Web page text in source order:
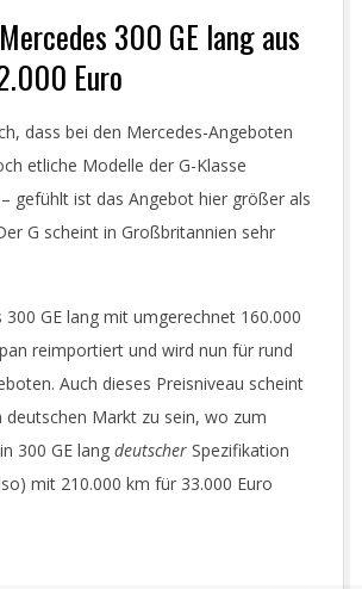
300 GE lang aus
Euro
dass bei den Mercedes-Angeboten
etliche Modelle der G-Klasse
gefühlt ist das Angebot hier größer als
G scheint in Großbritannien sehr
GE lang mit umgerechnet 160.000
reimportiert und wird nun für rund
Auch dieses Preisniveau scheint
deutschen Markt zu sein, wo zum
300 GE lang deutscher Spezifikation
mit 210.000 km für 33.000 Euro